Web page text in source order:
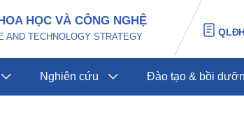
HỌC VÀ CÔNG NGHỆ
AND TECHNOLOGY STRATEGY
Nghiên cứu Đào tạo & bồi